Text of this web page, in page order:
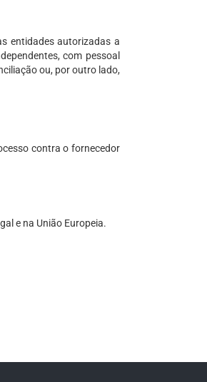
entidades autorizadas a
com pessoal
ou, por outro lado,
contra o fornecedor
e na União Europeia.